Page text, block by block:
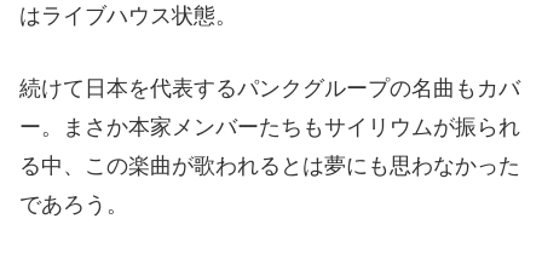
はライブハウス状態。
続けて日本を代表するパンクグループの名曲もカバ
ー。まさか本家メンバーたちもサイリウムが振られ
る中、この楽曲が歌われるとは夢にも思わなかった
であろう。